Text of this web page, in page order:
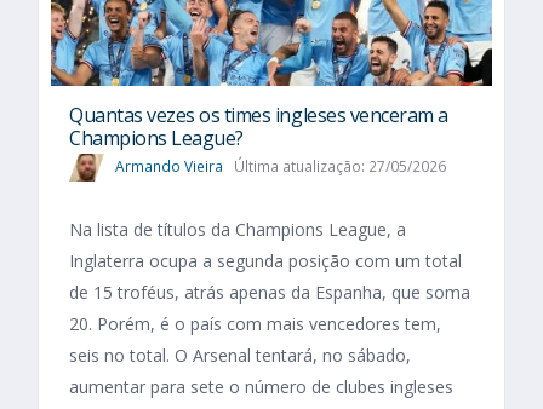
Quantas vezes os times ingleses venceram a
Champions League?
Armando Vieira Última atualização: 27/05/2026
Na lista de títulos da Champions League, a
Inglaterra ocupa a segunda posição com um total
de 15 troféus, atrás apenas da Espanha, que soma
20. Porém, é o país com mais vencedores tem,
seis no total. O Arsenal tentará, no sábado,
aumentar para sete o número de clubes ingleses